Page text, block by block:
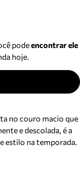
podeencontrar ele
hoje.
no couro macio que
e descolada, é a
estilo na temporada.